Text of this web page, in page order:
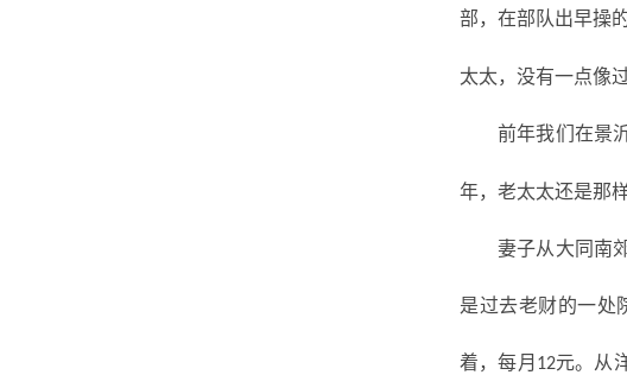
部，在部队出早操
太太，没有一点像
前年我们在景
年，老太太还是那
妻子从大同南
是过去老财的一处
着，每月 12元。从